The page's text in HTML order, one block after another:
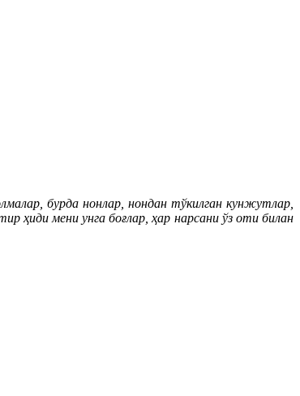
бурда нонлар, нондан тўкилган кунжутлар,
ҳиди мени унга боғлар, ҳар нарсани ўз оти билан